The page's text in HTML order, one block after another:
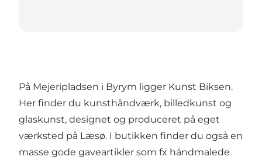
På Mejeripladsen i Byrym ligger Kunst Biksen.
Her finder du kunsthåndværk, billedkunst og
glaskunst, designet og produceret på eget
værksted på Læsø. I butikken finder du også en
masse gode gaveartikler som fx håndmalede